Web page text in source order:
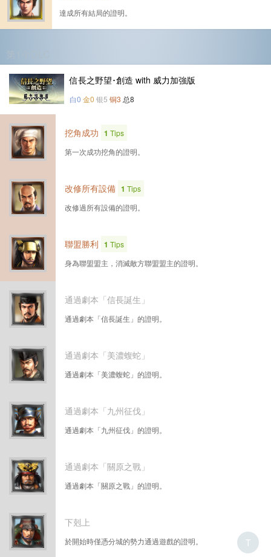
達成所有結局的證明。
信長之野望･創造 with 威力加強版
白0 金0 银5 铜3 总8
挖角成功 1 Tips
第一次成功挖角的證明。
改修所有設備 1 Tips
改修過所有設備的證明。
聯盟勝利 1 Tips
身為聯盟盟主，消滅敵方聯盟盟主的證明。
通過劇本「信長誕生」
通過劇本「信長誕生」的證明。
通過劇本「美濃蝮蛇」
通過劇本「美濃蝮蛇」的證明。
通過劇本「九州征伐」
通過劇本「九州征伐」的證明。
通過劇本「關原之戰」
通過劇本「關原之戰」的證明。
下剋上
於開始時僅憑分城的勢力通過遊戲的證明。 T